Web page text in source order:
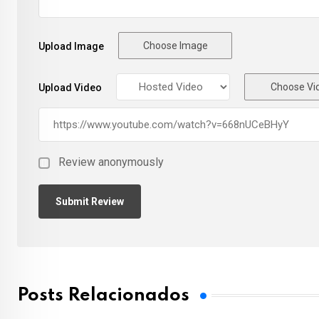
Upload Image Choose Image
Upload Video Choose
Review anonymously
Posts Relacionados